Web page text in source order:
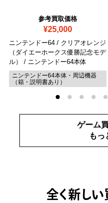
参考買取価格
¥25,000
ニンテンドー64 / クリアオレンジ
（ダイエーホークス優勝記念モデ
ル）
/ ニンテンドー64本体
ニンテンドー64本体・周辺機器
（箱・説明書あり）
ゲーム
もっ
全く新し